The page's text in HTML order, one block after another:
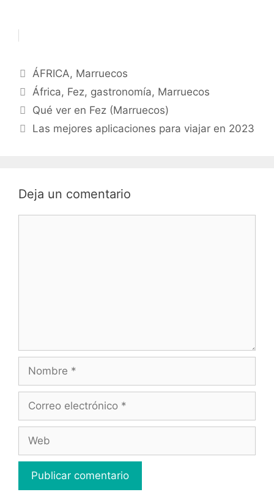
Categorías
ÁFRICA, Marruecos
Etiquetas
África, Fez, gastronomía, Marruecos
Qué ver en Fez (Marruecos)
Las mejores aplicaciones para viajar en 2023
Deja un comentario
Nombre
Correo
Web